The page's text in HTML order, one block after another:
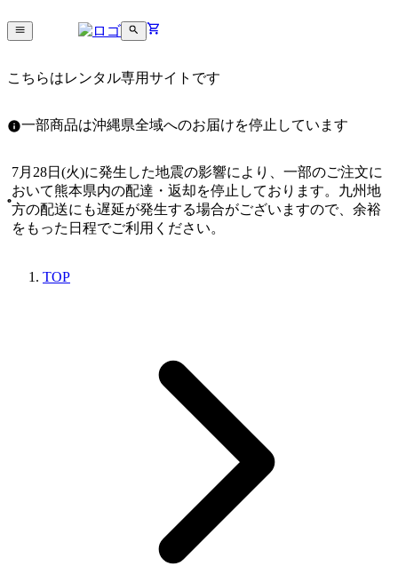
こちらはレンタル専用サイトです
一部商品は沖縄県全域へのお届けを停止しています
7月28日(火)に発生した地震の影響により、一部のご注文に
おいて熊本県内の配達・返却を停止しております。九州地
方の配送にも遅延が発生する場合がございますので、余裕
をもった日程でご利用ください。
TOP